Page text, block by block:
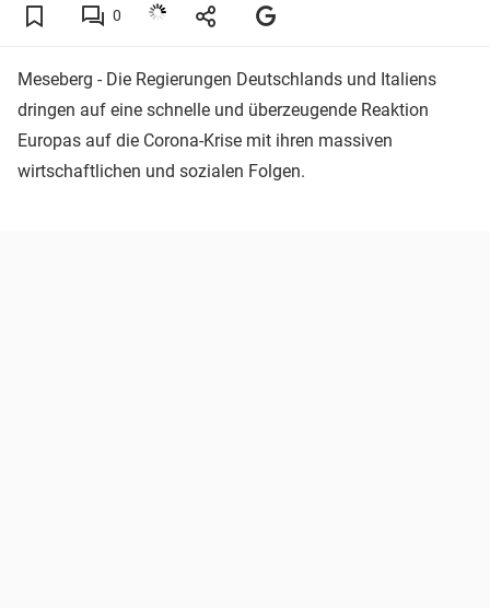
0
Meseberg - Die Regierungen Deutschlands und Italiens
dringen auf eine schnelle und überzeugende Reaktion
Europas auf die Corona-Krise mit ihren massiven
wirtschaftlichen und sozialen Folgen.